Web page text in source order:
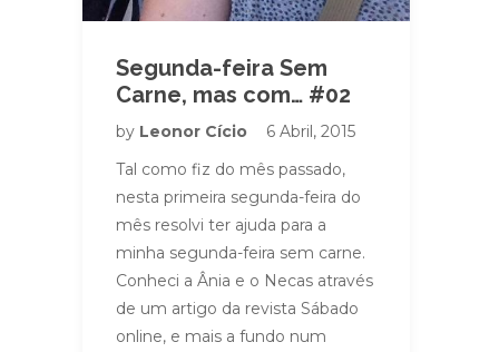
Segunda-feira Sem
Carne, mas com… #02
by Leonor Cício
6 Abril, 2015
Tal como fiz do mês passado,
nesta primeira segunda-feira do
mês resolvi ter ajuda para a
minha segunda-feira sem carne.
Conheci a Ânia e o Necas através
de um artigo da revista Sábado
online, e mais a fundo num